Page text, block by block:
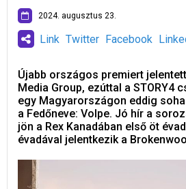
2024. augusztus 23.
Link Twitter Facebook
Újabb országos premiert
Media Group, ezúttal a STORY4
egy Magyarországon eddig
a Fedőneve: Volpe. Jó hír a
jön a Rex Kanadában első öt
évadával jelentkezik a